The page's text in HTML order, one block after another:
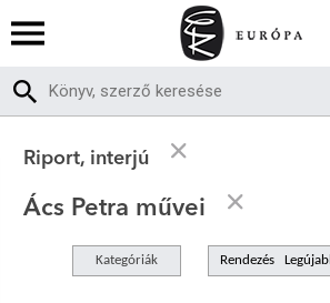
Riport, interjú
Ács Petra művei
Kategóriák Rendezés